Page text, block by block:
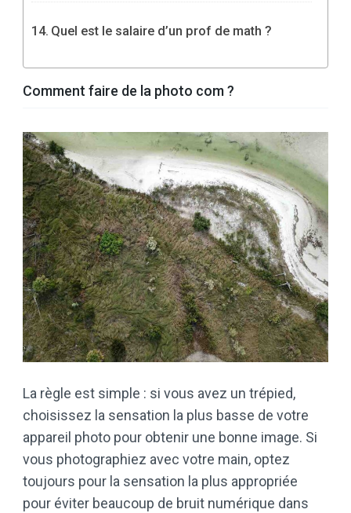
Quel est le salaire d’un prof de math ?
Comment faire de la photo com ?
La règle est simple : si vous avez un trépied,
choisissez la sensation la plus basse de votre
appareil photo pour obtenir une bonne image. Si
vous photographiez avec votre main, optez
toujours pour la sensation la plus appropriée
pour éviter beaucoup de bruit numérique dans